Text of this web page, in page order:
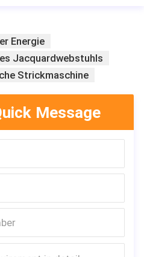
Energie
Jacquardwebstuhls
Strickmaschine
Message